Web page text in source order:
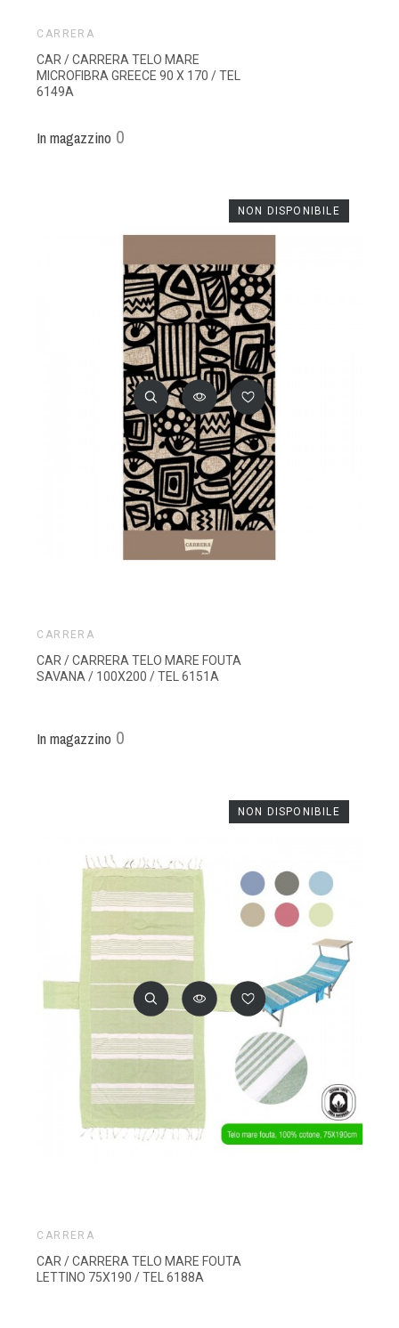
CARRERA
CAR / CARRERA TELO MARE
MICROFIBRA GREECE 90 X 170 / TEL
6149A
In magazzino 0
CARRERA
CAR / CARRERA TELO MARE FOUTA
SAVANA / 100X200 / TEL 6151A
In magazzino 0
NON DISPONIBILE
CARRERA
CAR / CARRERA TELO MARE FOUTA
LETTINO 75X190 / TEL 6188A
NON DISPONIBILE